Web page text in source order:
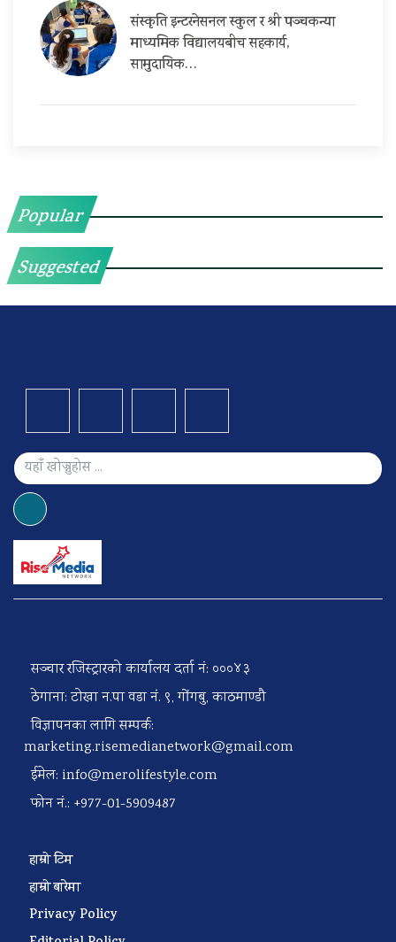
संस्कृति इन्टरनेसनल स्कुल र श्री पञ्चकन्या
माध्यमिक विद्यालयबीच सहकार्य,
सामुदायिक…
Popular
Suggested
सञ्चार रजिस्ट्रारको कार्यालय दर्ता नं: ०००४३
ठेगाना: टोखा न.पा वडा नं. ९, गोंगबु, काठमाण्डौ
विज्ञापनका लागि सम्पर्क:
marketing.risemedianetwork@gmail.com
ईमेल: info@merolifestyle.com
फोन नं.: +977-01-5909487
हाम्रो टिम
हाम्रो बारेमा
Privacy Policy